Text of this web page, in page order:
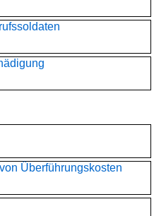
Überführungskosten